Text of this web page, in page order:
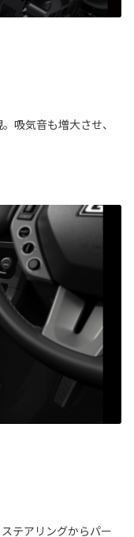
吸気音も増大させ、
テアリングからパー